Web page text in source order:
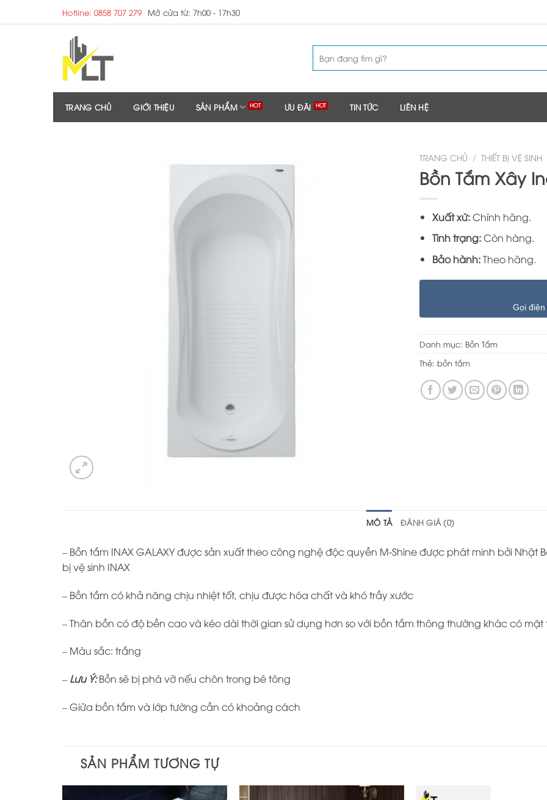
to
Hotline: 0858 707 279 Mở cửa từ: 7h00 - 17h30
kiếm:
TRANG CHỦ GIỚI THIỆU SẢN PHẨM ƯU ĐÃI TIN TỨC LIÊN HỆ
TRANG CHỦ / THIẾT BỊ VỆ SINH
Bồn Tắm Xây
Xuất xứ:Chính hãng.
Tình trạng:Còn hàng.
Bảo hành:Theo hãng.
Gọi
Danh mục: Bồn Tắm
Thẻ: bồn tắm
MÔ TẢ ĐÁNH GIÁ (0)
– Bồn tắm INAX GALAXY được sản xuất theo công nghệ độc quyền M-Shine được phát minh bởi Nhật
bị vệ sinh INAX
– Bồn tắm có khả năng chịu nhiệt tốt, chịu được hóa chất và khó trầy xước
– Thân bồn có độ bền cao và kéo dài thời gian sử dụng hơn so với bồn tắm thông thường khác có mặt
– Màu sắc: trắng
– Lưu Ý:Bồn sẽ bị phá vỡ nếu chôn trong bê tông
– Giữa bồn tắm và lớp tường cần có khoảng cách
SẢN PHẨM TƯƠNG TỰ